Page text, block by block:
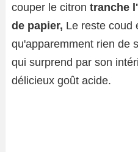
couper le citron tranche
de papier, Le reste coud
qu'apparemment rien de
qui surprend par son
délicieux goût acide.